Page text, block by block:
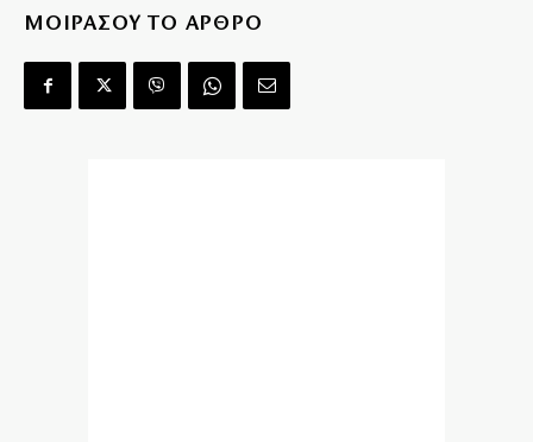
ΜΟΙΡΑΣΟΥ ΤΟ ΑΡΘΡΟ